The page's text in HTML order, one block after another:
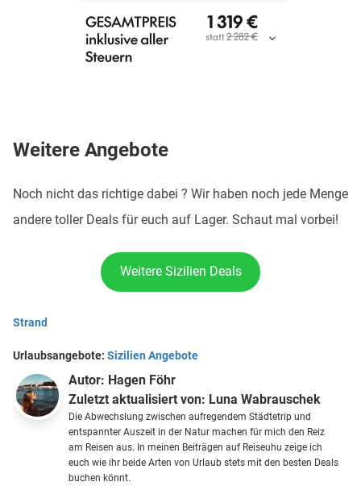
Weitere Angebote
Noch nicht das richtige dabei ? Wir haben noch jede Menge
andere toller Deals für euch auf Lager. Schaut mal vorbei!
Weitere Sizilien Deals
Strand
Urlaubsangebote: Sizilien Angebote
Autor: Hagen Föhr
Zuletzt aktualisiert von: Luna Wabrauschek
Die Abwechslung zwischen aufregendem Städtetrip und
entspannter Auszeit in der Natur machen für mich den Reiz
am Reisen aus. In meinen Beiträgen auf Reiseuhu zeige ich
euch wie ihr beide Arten von Urlaub stets mit den besten Deals
buchen könnt.